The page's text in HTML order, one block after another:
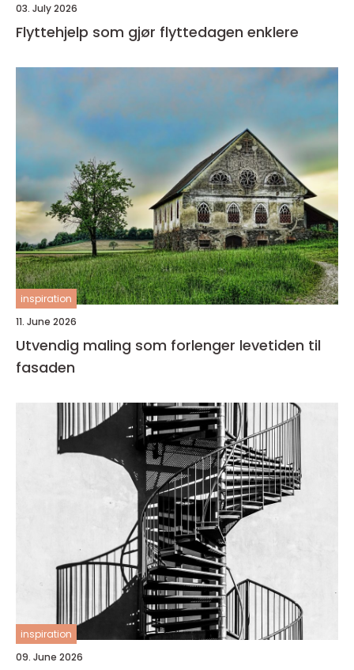
03. July 2026
Flyttehjelp som gjør flyttedagen enklere
inspiration
11. June 2026
Utvendig maling som forlenger levetiden til
fasaden
inspiration
09. June 2026